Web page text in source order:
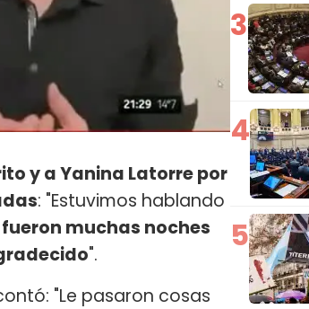
y a Yanina Latorre por
: "Estuvimos hablando
muchas noches
".
"Le pasaron cosas
3
4
5